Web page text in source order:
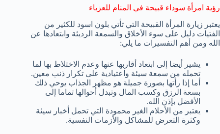
رؤية امرأة سوداء قبيحة في المنام للعزباء
يعتبر زيارة المرأة القبيحة التي تأتي بلون اسود للكثير من
الفتيات دليل على سوء الأخلاق والسمعة الرديئة وابتعادها عن
الله ومن أهم التفسيرات ما يلي:
يشير أيضا إلى ابتعاد أقاربها عنها وعدم الاختلاط بها لما
تحمله من سمعة سيئة واعتيادية على تكرار ذنب معين.
أما إذا رأتها بصورة جميلة هو مظهر الجذاب يوحي ذلك
بسعة الرزق وكسب المال وتبدل أحوالها تماما إلى
الأفضل بإذن الله.
يعتبر من الأحلام الغير محمودة التي تحمل أخبار سيئة
وكثرة التعرض للمشاكل والأزمات النفسية.